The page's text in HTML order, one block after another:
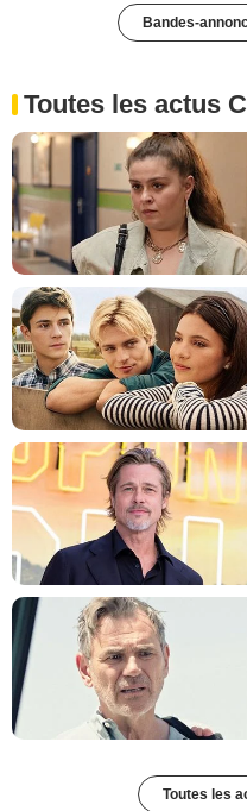
Bandes-
Toutes les actus
Toutes les